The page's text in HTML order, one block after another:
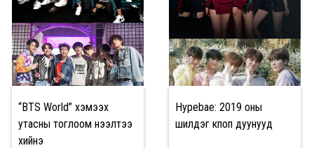
“BTS World” хэмээх
утасны тоглоом нээлтээ
хийнэ
Hypebae: 2019 оны
шилдэг кпоп дуунууд